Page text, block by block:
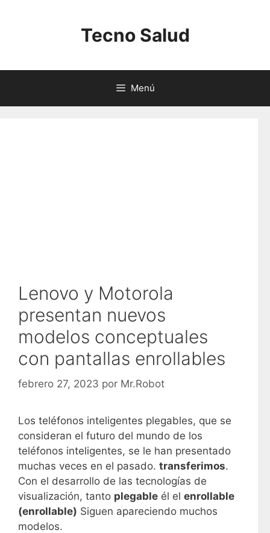
Tecno Salud
Menú
Lenovo y Motorola
presentan nuevos
modelos conceptuales
con pantallas enrollables
febrero 27, 2023 por Mr.Robot
Los teléfonos inteligentes plegables, que se
consideran el futuro del mundo de los
teléfonos inteligentes, se le han presentado
muchas veces en el pasado. transferimos.
Con el desarrollo de las tecnologías de
visualización, tanto plegable él el enrollable
(enrollable) Siguen apareciendo muchos
modelos.